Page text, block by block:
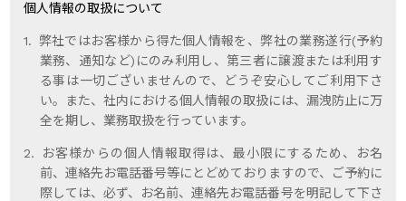
個人情報の取扱について
弊社ではお客様から得た個人情報を、弊社の業務遂行(予約
業務、通知など)にのみ利用し、第三者に譲渡または利用す
る事は一切ございませんので、どうぞ安心してご利用下さ
い。また、社内における個人情報の取扱には、漏洩防止に万
全を期し、業務取扱を行っています。
お客様からの個人情報取得は、最小限にするため、お名
前、連絡先お電話番号等にとどめておりますので、ご予約に
際しては、必ず、お名前、連絡先お電話番号を明記して下さ